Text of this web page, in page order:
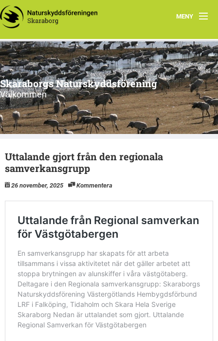
MENY
Startsida
Aktuellt
Kontakta oss
Stoppa brytning av alunskiffer i Västgötabergen
Skaraborgsnatur
Information från styrelsen
Skaraborgs Naturskyddsförening
Välkommen
Uttalande gjort från den regionala
samverkansgrupp
26 november, 2025 Kommentera